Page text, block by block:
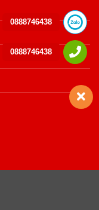
0888746438
0888746438